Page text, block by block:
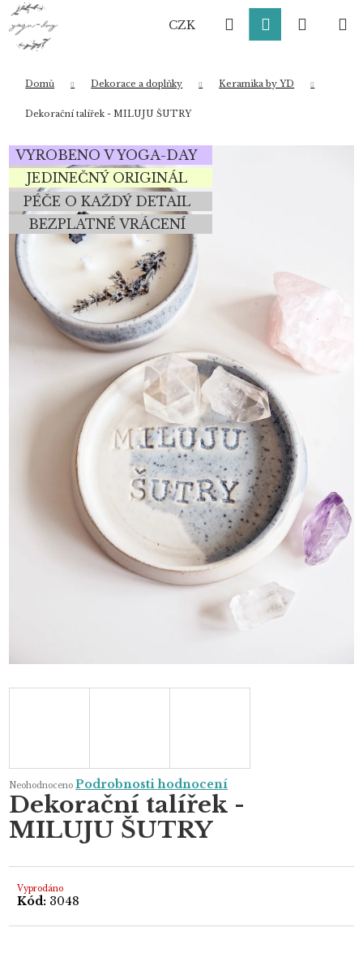
Přejít
obsah
CZK HledatPřihlášení
Domů Dekorace a doplňky Keramika by YD
Dekorační talířek - MILUJU ŠUTRY
Průměrné
hodnocení
produktu
je
0,0
z
Neohodnoceno Podrobnosti hodnocení
Dekorační talířek -
MILUJU ŠUTRY
Vyprodáno
Kód: 3048
VYROBENO V YOGA-DAY
JEDINEČNÝ ORIGINÁL
PÉČE O KAŽDÝ DETAIL
BEZPLATNÉ VRÁCENÍ
K
o
Zpět
Zpět
Co potřebujete najít?
Doporučujeme